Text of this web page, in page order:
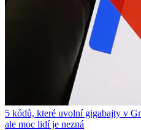
5 kódů, které uvolní gigabajty v
ale moc lidí je nezná